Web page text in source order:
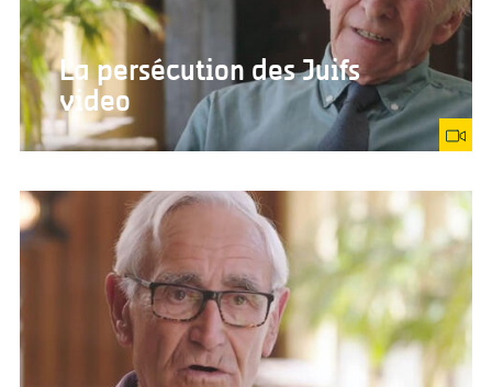
La persécution des Juifs
video